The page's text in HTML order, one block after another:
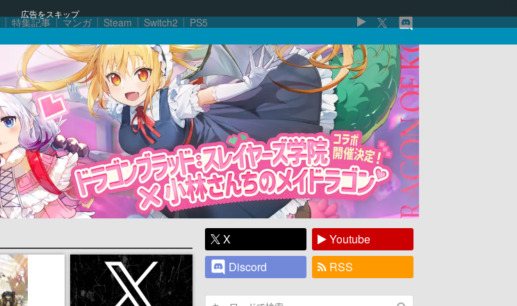
広告をスキップ
特集記事 マンガ Steam Switch2 PS5
X
Youtube
Discord
RSS